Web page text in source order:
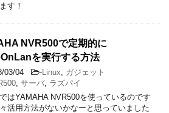
す！
NVR500で定期的に
を実行する方法
03/04 -Linux
ガジェット
サーバ ラズパイ
はYAMAHA NVR500を使っているのです
活用方法がないかなーと思っていました